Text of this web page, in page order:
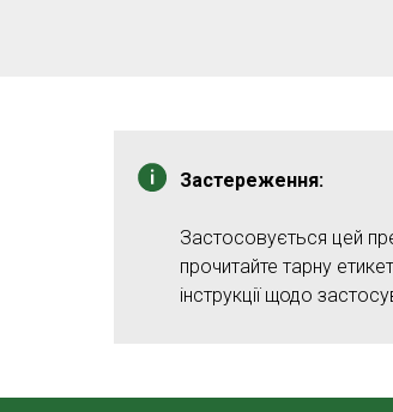
Застереження:
Застосовується цей
прочитайте тарну
інструкції щодо